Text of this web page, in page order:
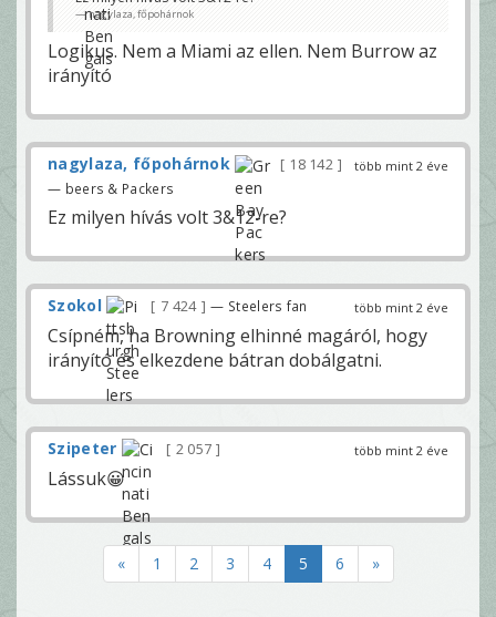
nagylaza, főpohárnok
Logikus. Nem a Miami az ellen. Nem Burrow az
irányító
több mint 2 éve
nagylaza, főpohárnok 18 142
— beers & Packers
Ez milyen hívás volt 3&12-re?
több mint 2 éve
Szokol 7 424 — Steelers fan
Csípném, ha Browning elhinné magáról, hogy
irányító és elkezdene bátran dobálgatni.
több mint 2 éve
Szipeter 2 057
Lássuk😀
« 1 2 3 4 5 6 »